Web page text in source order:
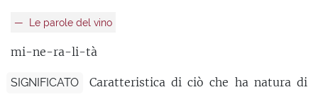
Le parole del vino
mi-ne-ra-li-tà
SIGNIFICATO
Caratteristica di ciò che ha natura di